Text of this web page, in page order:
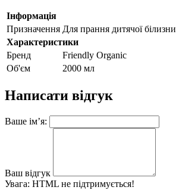
Інформація
Призначення Для прання дитячої білизни
Характеристики
Бренд
Friendly Organic
Об'єм
2000 мл
Написати відгук
Ваше ім’я:
Ваш відгук
Увага: HTML не підтримується!